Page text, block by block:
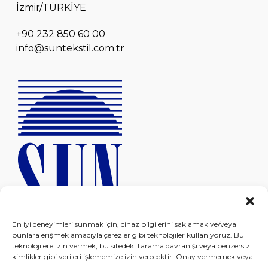
En iyi deneyimleri sunmak için, cihaz bilgilerini saklamak ve/veya
bunlara erişmek amacıyla çerezler gibi teknolojiler kullanıyoruz. Bu
teknolojilere izin vermek, bu sitedeki tarama davranışı veya benzersiz
kimlikler gibi verileri işlememize izin verecektir. Onay vermemek veya
İzmir/TÜRKİYE
+90 232 850 60 00
info@suntekstil.com.tr